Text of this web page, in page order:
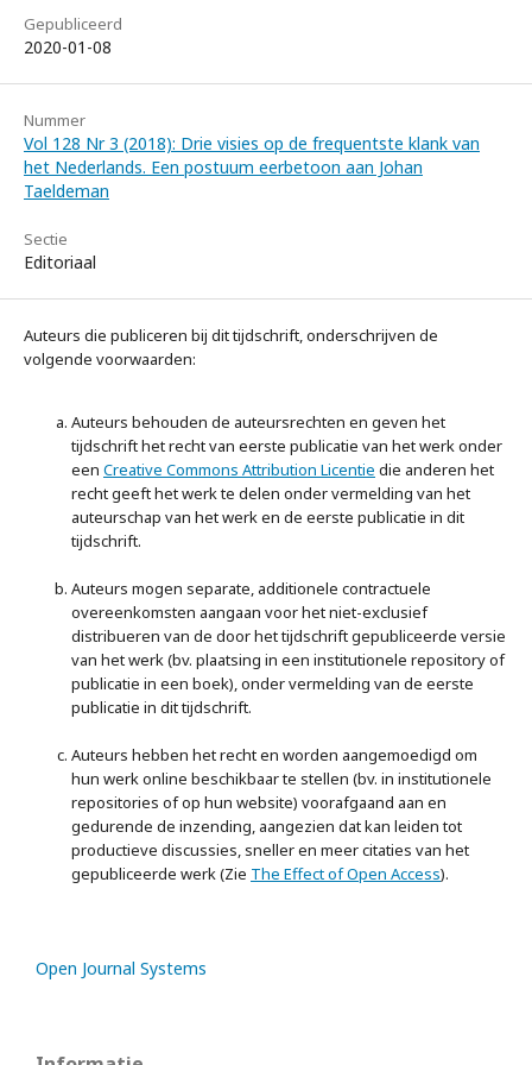
Gepubliceerd
2020-01-08
Nummer
Vol 128 Nr 3 (2018): Drie visies op de frequentste klank van
het Nederlands. Een postuum eerbetoon aan Johan
Taeldeman
Sectie
Editoriaal
Auteurs die publiceren bij dit tijdschrift, onderschrijven de
volgende voorwaarden:
Auteurs behouden de auteursrechten en geven het
tijdschrift het recht van eerste publicatie van het werk onder
een Creative Commons Attribution Licentie die anderen het
recht geeft het werk te delen onder vermelding van het
auteurschap van het werk en de eerste publicatie in dit
tijdschrift.
Auteurs mogen separate, additionele contractuele
overeenkomsten aangaan voor het niet-exclusief
distribueren van de door het tijdschrift gepubliceerde versie
van het werk (bv. plaatsing in een institutionele repository of
publicatie in een boek), onder vermelding van de eerste
publicatie in dit tijdschrift.
Auteurs hebben het recht en worden aangemoedigd om
hun werk online beschikbaar te stellen (bv. in institutionele
repositories of op hun website) voorafgaand aan en
gedurende de inzending, aangezien dat kan leiden tot
productieve discussies, sneller en meer citaties van het
gepubliceerde werk (Zie The Effect of Open Access).
Open Journal Systems